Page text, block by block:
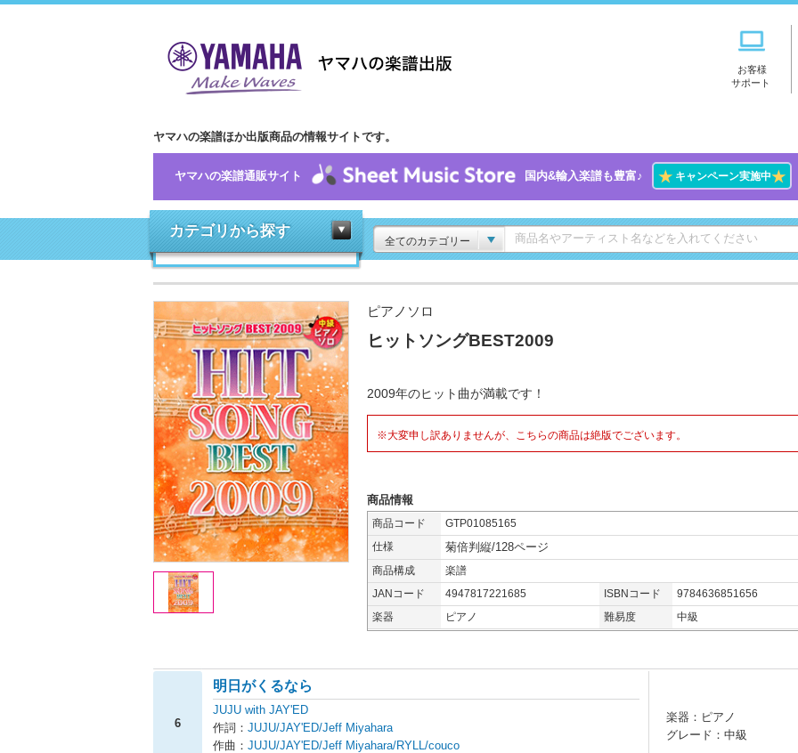
お客様
サポート
ヤマハの楽譜ほか出版商品の情報サイトです。
ヤマハの楽譜通販サイト 国内&輸入楽譜も豊富♪ ★キャンペーン実施中★
カテゴリから探す
全てのカテゴリー
ピアノソロ
ヒットソングBEST2009
2009年のヒット曲が満載です！
※大変申し訳ありませんが、こちらの商品は絶版でございます。
商品情報
商品コード
GTP01085165
仕様
菊倍判縦/128ページ
商品構成
楽譜
JANコード
4947817221685 ISBNコード
9784636851656
楽器
ピアノ 難易度 中級
6
明日がくるなら
JUJU with JAY'ED
作詞： JUJU/JAY'ED/Jeff Miyahara
作曲： JUJU/JAY'ED/Jeff Miyahara/RYLL/couco
楽器：ピアノ
グレード：中級